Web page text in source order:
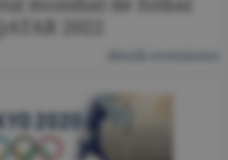
QATAR 2022